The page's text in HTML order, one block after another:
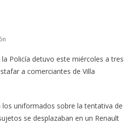
Policía detuvo este miércoles a tres
a comerciantes de Villa
uniformados sobre la tentativa de
se desplazaban en un Renault